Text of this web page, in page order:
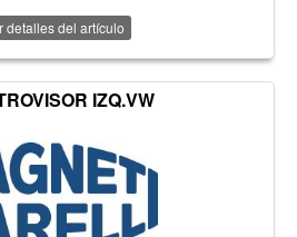
detalles del artículo
IZQ.VW